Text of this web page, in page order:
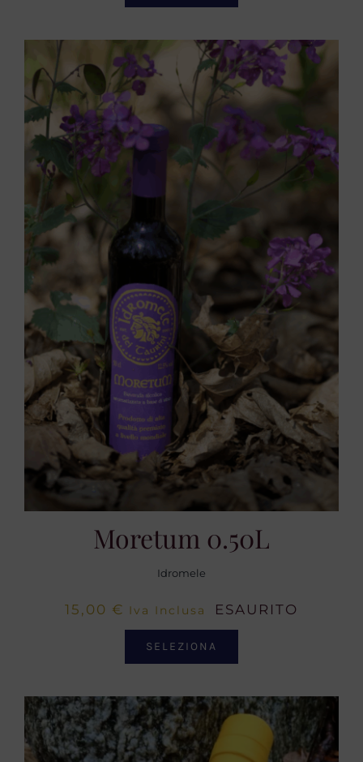
Moretum 0.50L
Idromele
15,00 € Iva Inclusa ESAURITO
SELEZIONA